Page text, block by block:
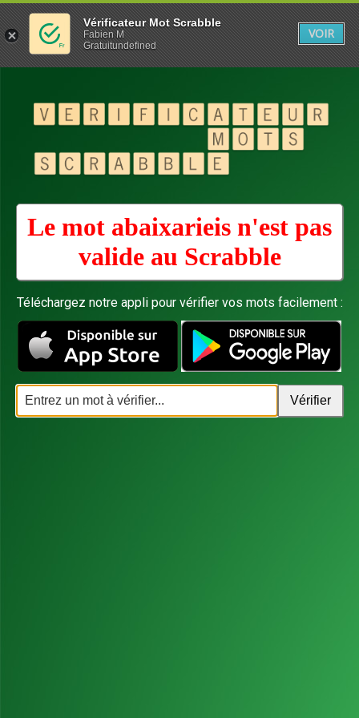
Le mot abaixarieis n'est pas
valide au Scrabble
Téléchargez notre appli pour vérifier vos mots facilement :
Vérificateur Mot Scrabble
Fabien M
Gratuitundefined
VOIR